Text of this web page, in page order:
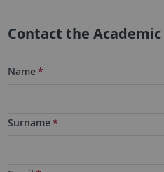
Contact the
Name*
Surname*